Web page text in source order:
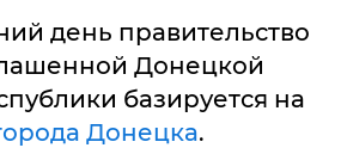
день правительство
Донецкой
базируется на
Донецка.